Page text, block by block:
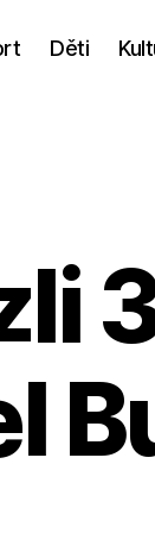
Děti